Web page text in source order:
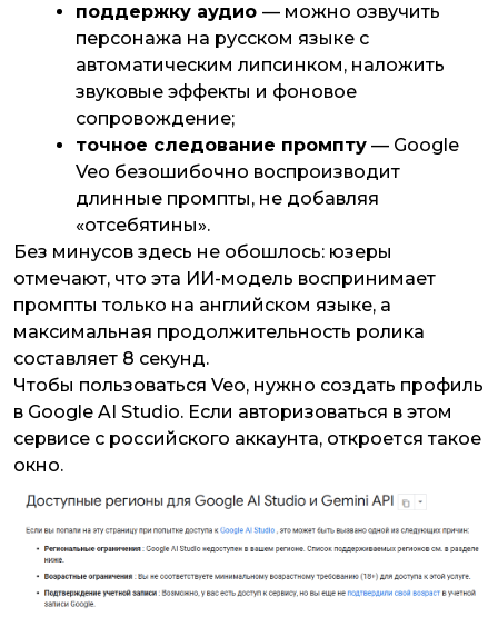
поддержку аудио — можно озвучить
персонажа на русском языке с
автоматическим липсинком, наложить
звуковые эффекты и фоновое
сопровождение;
точное следование промпту — Google
Veo безошибочно воспроизводит
длинные промпты, не добавляя
«отсебятины».
Без минусов здесь не обошлось: юзеры
отмечают, что эта ИИ-модель воспринимает
промпты только на английском языке, а
максимальная продолжительность ролика
составляет 8 секунд.
Чтобы пользоваться Veo, нужно создать профиль
в Google AI Studio. Если авторизоваться в этом
сервисе с российского аккаунта, откроется такое
окно.